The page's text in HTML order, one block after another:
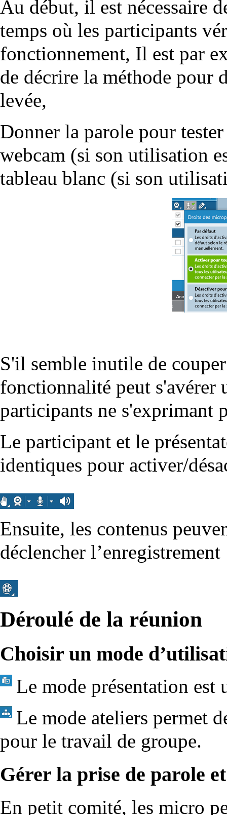
Au début, il est nécessaire
temps où les participants
fonctionnement, Il est par
de décrire la méthode pour
levée,
Donner la parole pour
webcam (si son utilisation
tableau blanc (si son
S'il semble inutile de
fonctionnalité peut s'avérer
participants ne s'exprimant
Le participant et le
identiques pour activer/
Ensuite, les contenus
déclencher l’enregistrement
Déroulé de la réunion
Choisir un mode
Le mode présentation
Le mode ateliers permet
pour le travail de groupe.
Gérer la prise de parole
En petit comité, les micro